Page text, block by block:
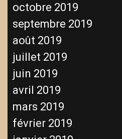
octobre 2019
septembre 2019
août 2019
juillet 2019
juin 2019
avril 2019
mars 2019
février 2019